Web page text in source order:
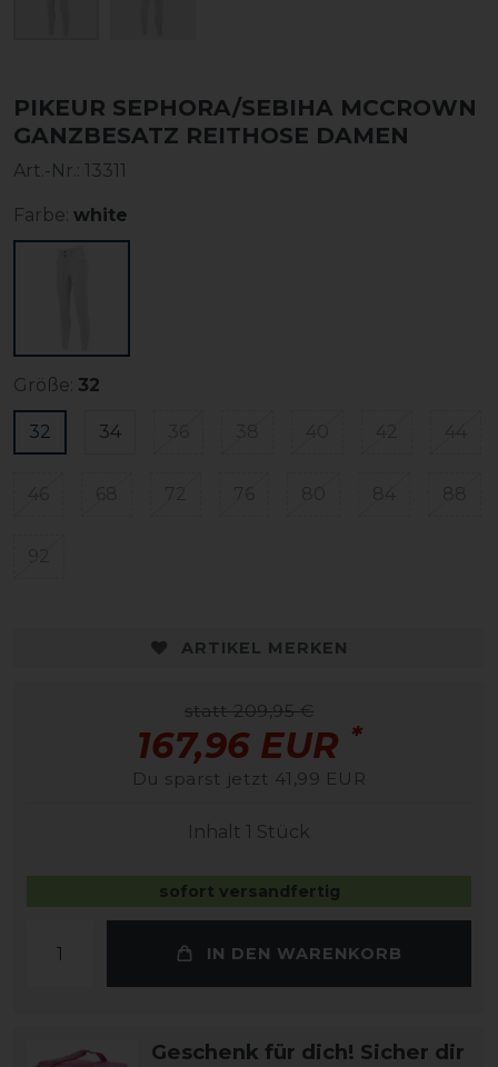
PIKEUR SEPHORA/SEBIHA MCCROWN
GANZBESATZ REITHOSE DAMEN
Art.-Nr.: 13311
Farbe: white
Größe: 32
32 34
ARTIKEL MERKEN
statt 209,95 €
167,96 EUR *
Du sparst jetzt 41,99 EUR
Inhalt 1 Stück
sofort versandfertig
IN DEN WARENKORB
Geschenk für dich! Sicher dir